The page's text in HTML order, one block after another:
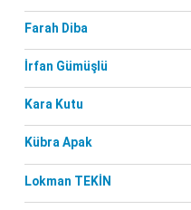
Farah Diba
İrfan Gümüşlü
Kara Kutu
Kübra Apak
Lokman TEKİN